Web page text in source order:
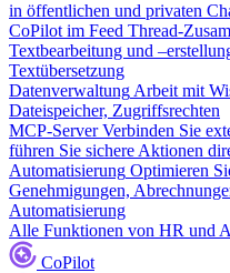
in öffentlichen und privaten
CoPilot im Feed Thread-
Textbearbeitung und
Textübersetzung
Datenverwaltung Arbeit mit
Dateispeicher, Zugriffsrechten
MCP-Server Verbinden Sie
führen Sie sichere Aktionen
Automatisierung Optimieren
Genehmigungen,
Automatisierung
Alle Funktionen von HR und
CoPilot